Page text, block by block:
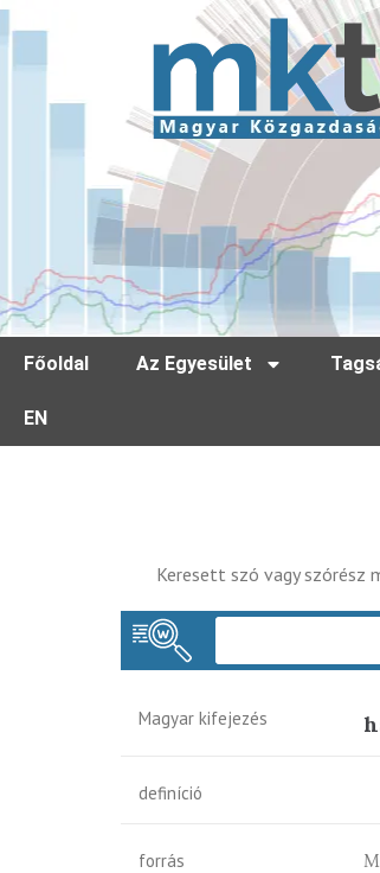
Főoldal Az Egyesület
EN
Keresett szó vagy szórész
Magyar kifejezés
definíció
forrás